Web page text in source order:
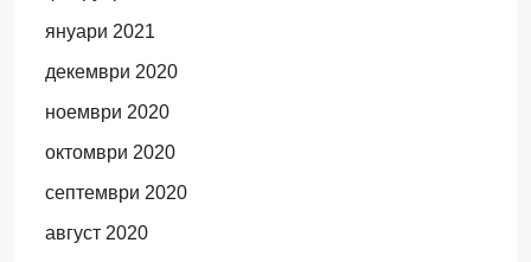
януари 2021
декември 2020
ноември 2020
октомври 2020
септември 2020
август 2020